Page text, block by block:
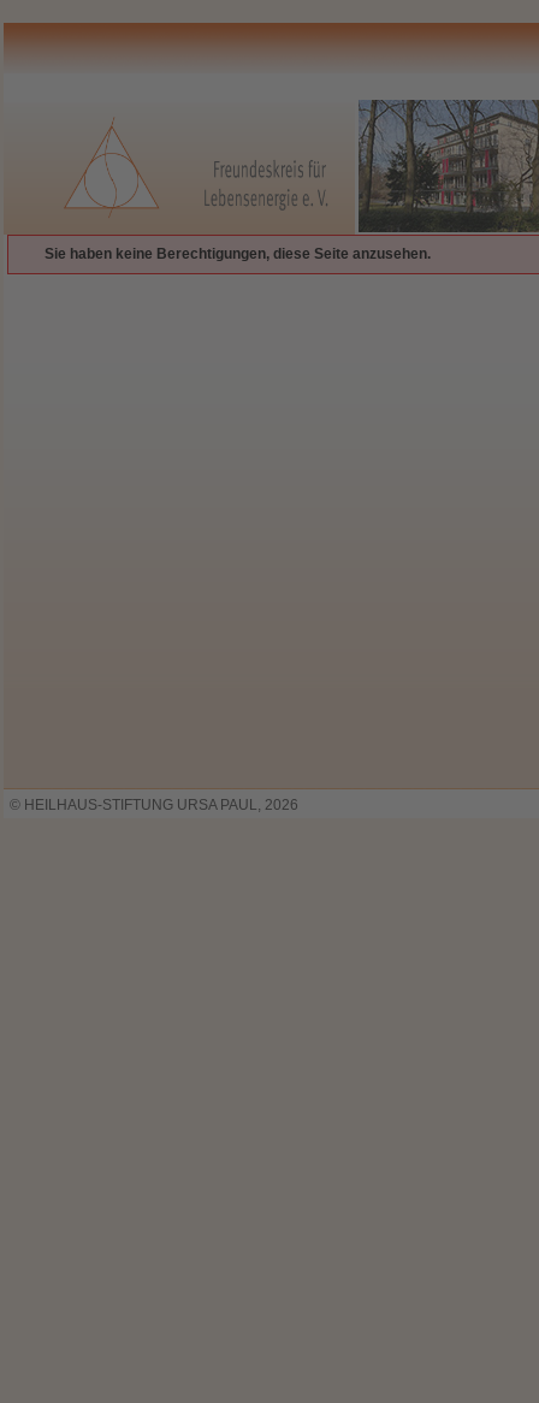
Sie haben keine Berechtigungen, diese Seite anzusehen.
© HEILHAUS-STIFTUNG URSA PAUL, 2026